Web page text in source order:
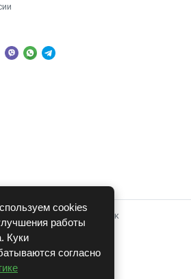
системе для авторазборок
CARRO.БИЗНЕС
Полная версия
2026 г.
cookies
работы
Куки
согласно